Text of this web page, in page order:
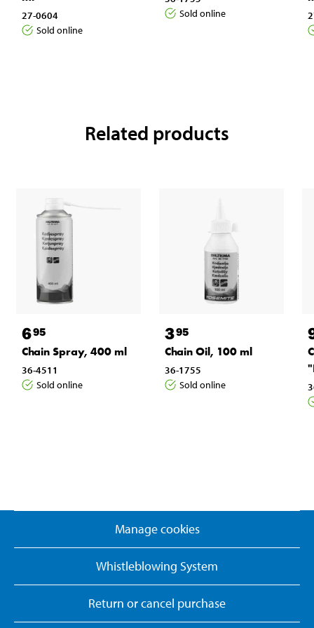
27-0604
Sold online
Sold online
Related products
695
Chain Spray, 400 ml
36-4511
Sold online
395
Chain Oil, 100 ml
36-1755
Sold online
Manage cookies
Whistleblowing System
Return or cancel purchase